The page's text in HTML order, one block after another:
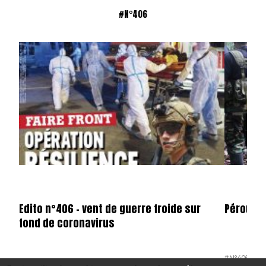
#N°406
Edito n°406 – vent de guerre froide sur
fond de coronavirus
Pérou
#N°406